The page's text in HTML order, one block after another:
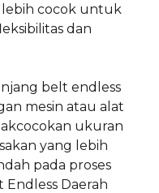
lebih cocok untuk
dan
belt endless
mesin atau alat
ukuran
yang lebih
pada proses
Daerah